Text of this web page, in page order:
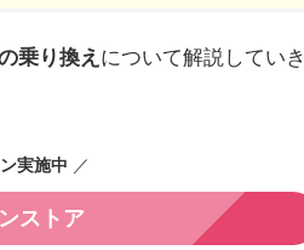
乗り換え について解説していき
実施中 ／
ストア